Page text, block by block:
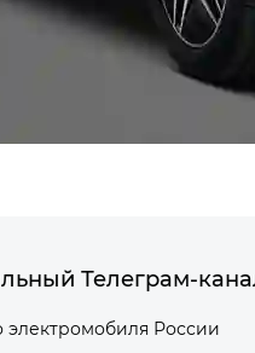
Телеграм-
электромобиля России